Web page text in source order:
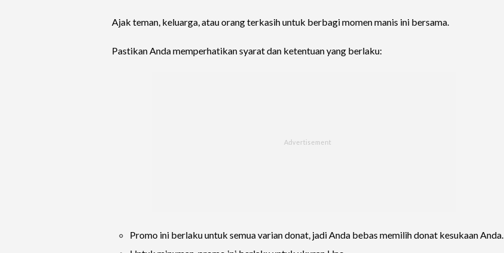
Ajak teman, keluarga, atau orang terkasih untuk berbagi momen manis ini bersama.
Pastikan Anda memperhatikan syarat dan ketentuan yang berlaku:
Promo ini berlaku untuk semua varian donat, jadi Anda bebas memilih donat kesukaan Anda.